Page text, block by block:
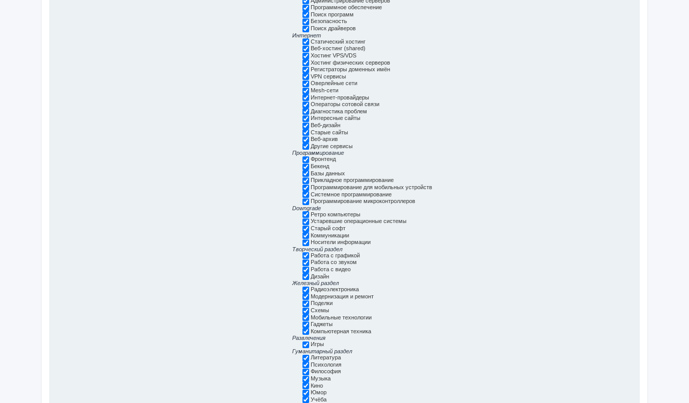
Программное обеспечение
Поиск программ
Безопасность
Поиск драйверов
Интернет
Статический хостинг
Веб-хостинг (shared)
Хостинг VPS/VDS
Хостинг физических серверов
Регистраторы доменных имён
VPN сервисы
Оверлейные сети
Mesh-сети
Интернет-провайдеры
Операторы сотовой связи
Диагностика проблем
Интересные сайты
Веб-дизайн
Старые сайты
Веб-архив
Другие сервисы
Программирование
Фронтенд
Бекенд
Базы данных
Прикладное программирование
Программирование для мобильных устройств
Системное программирование
Программирование микроконтроллеров
Downgrade
Ретро компьютеры
Устаревшие операционные системы
Старый софт
Коммуникации
Носители информации
Творческий раздел
Работа с графикой
Работа со звуком
Работа с видео
Дизайн
Железный раздел
Радиоэлектроника
Модернизация и ремонт
Поделки
Схемы
Мобильные технологии
Гаджеты
Компьютерная техника
Развлечения
Игры
Гуманитарный раздел
Литература
Психология
Философия
Музыка
Кино
Юмор
Учёба